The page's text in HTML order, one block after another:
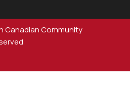
b
a
Canadian Community